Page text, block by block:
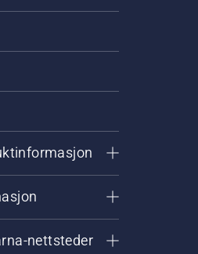
nettsteder